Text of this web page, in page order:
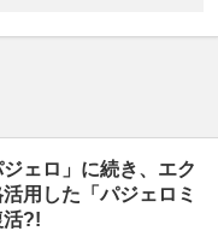
ジェロ」に続き、エク
用した「パジェロミ
活?!